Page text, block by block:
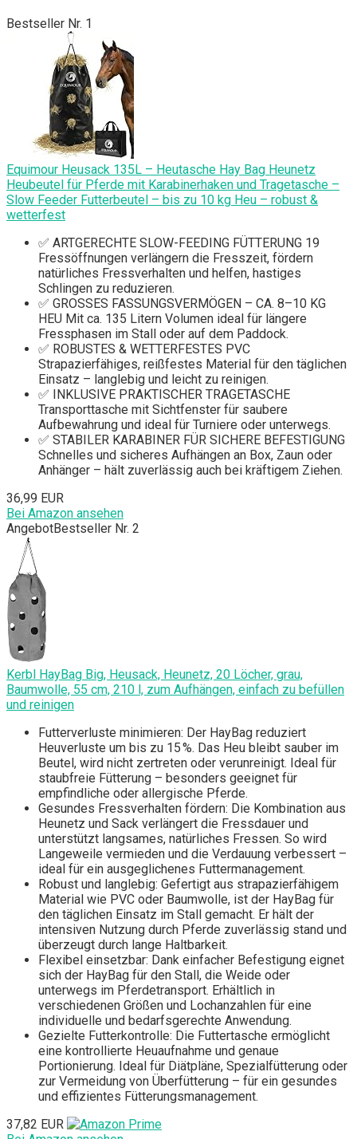
Bestseller Nr. 1
Equimour Heusack 135L – Heutasche Hay Bag Heunetz
Heubeutel für Pferde mit Karabinerhaken und Tragetasche –
Slow Feeder Futterbeutel – bis zu 10 kg Heu – robust &
wetterfest
✅ ARTGERECHTE SLOW-FEEDING FÜTTERUNG 19
Fressöffnungen verlängern die Fresszeit, fördern
natürliches Fressverhalten und helfen, hastiges
Schlingen zu reduzieren.
✅ GROSSES FASSUNGSVERMÖGEN – CA. 8–10 KG
HEU Mit ca. 135 Litern Volumen ideal für längere
Fressphasen im Stall oder auf dem Paddock.
✅ ROBUSTES & WETTERFESTES PVC
Strapazierfähiges, reißfestes Material für den täglichen
Einsatz – langlebig und leicht zu reinigen.
✅ INKLUSIVE PRAKTISCHER TRAGETASCHE
Transporttasche mit Sichtfenster für saubere
Aufbewahrung und ideal für Turniere oder unterwegs.
✅ STABILER KARABINER FÜR SICHERE BEFESTIGUNG
Schnelles und sicheres Aufhängen an Box, Zaun oder
Anhänger – hält zuverlässig auch bei kräftigem Ziehen.
36,99 EUR
Bei Amazon ansehen
AngebotBestseller Nr. 2
Kerbl HayBag Big, Heusack, Heunetz, 20 Löcher, grau,
Baumwolle, 55 cm, 210 l, zum Aufhängen, einfach zu befüllen
und reinigen
Futterverluste minimieren: Der HayBag reduziert
Heuverluste um bis zu 15 %. Das Heu bleibt sauber im
Beutel, wird nicht zertreten oder verunreinigt. Ideal für
staubfreie Fütterung – besonders geeignet für
empfindliche oder allergische Pferde.
Gesundes Fressverhalten fördern: Die Kombination aus
Heunetz und Sack verlängert die Fressdauer und
unterstützt langsames, natürliches Fressen. So wird
Langeweile vermieden und die Verdauung verbessert –
ideal für ein ausgeglichenes Futtermanagement.
Robust und langlebig: Gefertigt aus strapazierfähigem
Material wie PVC oder Baumwolle, ist der HayBag für
den täglichen Einsatz im Stall gemacht. Er hält der
intensiven Nutzung durch Pferde zuverlässig stand und
überzeugt durch lange Haltbarkeit.
Flexibel einsetzbar: Dank einfacher Befestigung eignet
sich der HayBag für den Stall, die Weide oder
unterwegs im Pferdetransport. Erhältlich in
verschiedenen Größen und Lochanzahlen für eine
individuelle und bedarfsgerechte Anwendung.
Gezielte Futterkontrolle: Die Futtertasche ermöglicht
eine kontrollierte Heuaufnahme und genaue
Portionierung. Ideal für Diätpläne, Spezialfütterung oder
zur Vermeidung von Überfütterung – für ein gesundes
und effizientes Fütterungsmanagement.
37,82 EUR